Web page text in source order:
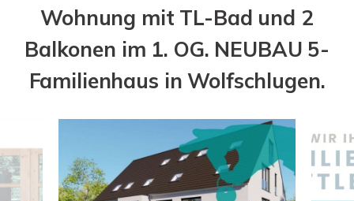
Wohnung mit TL-Bad und 2
Balkonen im 1. OG. NEUBAU 5-
Familienhaus in Wolfschlugen.